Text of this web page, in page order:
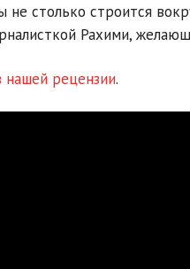
столько строится
Рахими,
нашей рецензии.